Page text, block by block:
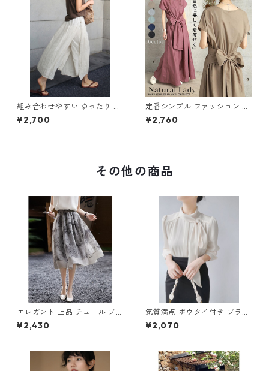
組み合わせやすい ゆったり キ
ュロットスカート パンツ m-7
63
¥2,700
定番シンプル ファッション 半
袖 バックリボン 6色展開ワン
ピース m-734
¥2,760
その他の商品
エレガント 上品 チュール プリ
ントスカート m-342
¥2,430
気質満点 ボウタイ付き ブラウ
ス m-282
¥2,070